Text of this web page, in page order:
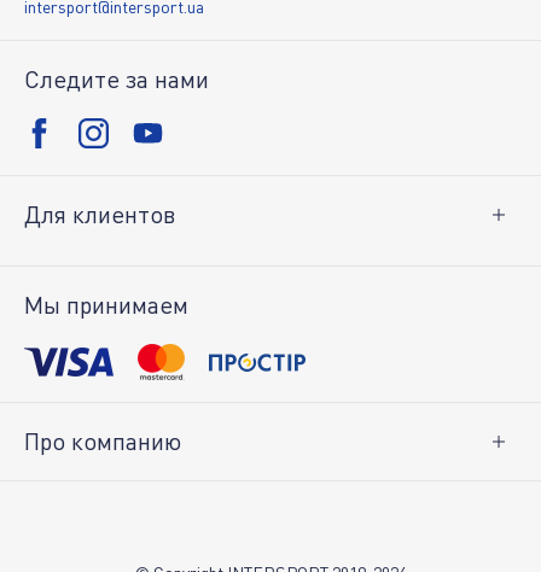
intersport@intersport.ua
Следите за нами
Для клиентов
Возврат товара
Мы принимаем
Про компанию